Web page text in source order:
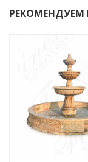
РЕКОМЕНДУЕМ